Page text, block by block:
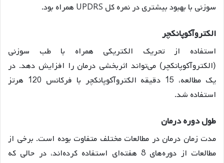
سوزنی با بهبود بیشتری در نمره کل UPDRS همراه بود.
الکتروآکوپانکچر
استفاده از تحریک الکتریکی همراه با طب سوزنی
(الکتروآکوپانکچر) می‌تواند اثربخشی درمان را افزایش دهد. در
یک مطالعه، 15 دقیقه الکتروآکوپانکچر با فرکانس 120 هرتز
استفاده شد.
طول دوره درمان
مدت زمان درمان در مطالعات مختلف متفاوت بوده است. برخی از
مطالعات از دوره‌های 8 هفته‌ای استفاده کرده‌اند، در حالی که